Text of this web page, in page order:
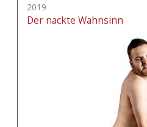
2019
Der nackte Wahnsinn